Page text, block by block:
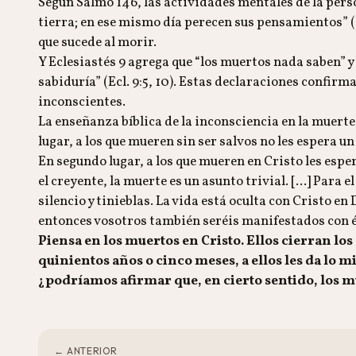
tierra; en ese mismo día perecen sus
que sucede al morir.
Y Eclesiastés 9 agrega que “los muertos nada
sabiduría” (Ecl. 9:5, 10). Estas declaraciones
inconscientes.
La enseñanza bíblica de la inconsciencia en la
lugar, a los que mueren sin ser salvos no les
En segundo lugar, a los que mueren en Cristo les
el creyente, la muerte es un asunto trivial. [...] Para
silencio y tinieblas. La vida está oculta con Cristo
entonces vosotros también seréis manifestados con
Piensa en los muertos en Cristo. Ellos cierran
quinientos años o cinco meses, a ellos les da lo
¿podríamos afirmar que, en cierto sentido, los
← ANTERIOR